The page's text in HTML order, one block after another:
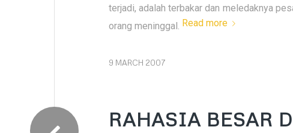
terjadi, adalah terbakar dan meledaknya
orang meninggal. Read more
9 MARCH 2007
RAHASIA BESAR